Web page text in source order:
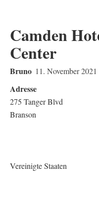
Camden
Center
Bruno 11. November 2021
Adresse
275 Tanger Blvd
Branson
Vereinigte Staaten